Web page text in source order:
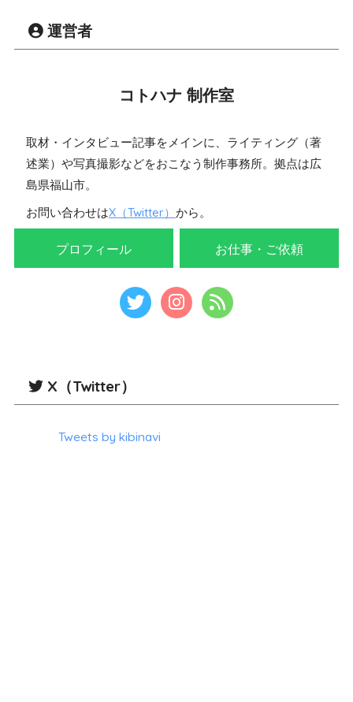
運営者
コトハナ 制作室
取材・インタビュー記事をメインに、ライティング（著
述業）や写真撮影などをおこなう制作事務所。拠点は広
島県福山市。
お問い合わせはX（Twitter） から。
プロフィール お仕事・ご依頼
X（Twitter）
Tweets by kibinavi